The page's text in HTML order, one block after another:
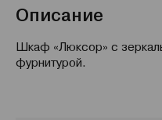
Описание
Шкаф «Люксор» с
фурнитурой.